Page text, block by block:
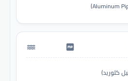
water_pump